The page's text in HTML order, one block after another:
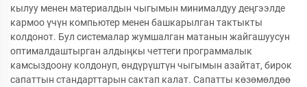
кылуу менен материалдын чыгымын минималдуу деңгээлде
кармоо үчүн компьютер менен башкарылган тактыкты
колдонот. Бул системалар жумшалган матанын жайгашуусун
оптималдаштырган алдыңкы четтеги программалык
камсыздоону колдонуп, өндүрүштүн чыгымын азайтат, бирок
сапаттын стандарттарын сактап калат. Сапатты көзөмөлдөө